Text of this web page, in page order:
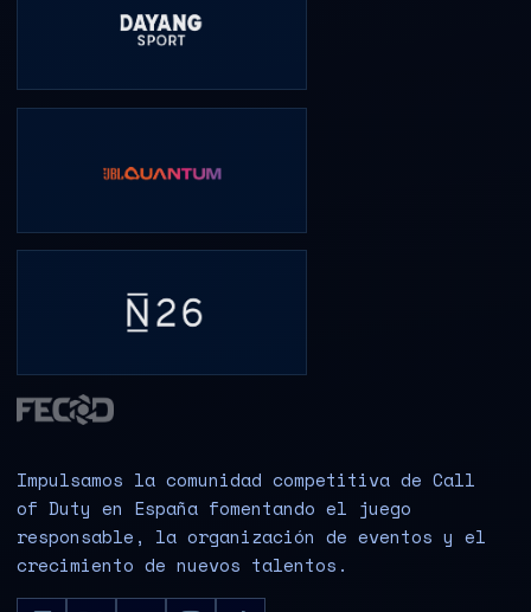
Impulsamos la comunidad competitiva de Call
of Duty en España fomentando el juego
responsable, la organización de eventos y el
crecimiento de nuevos talentos.